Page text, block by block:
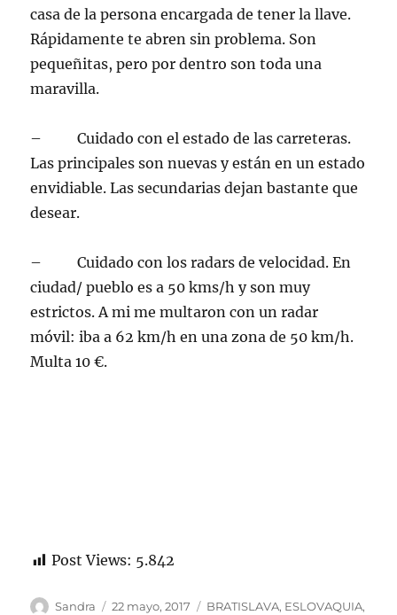
casa de la persona encargada de tener la llave.
Rápidamente te abren sin problema. Son
pequeñitas, pero por dentro son toda una
maravilla.
– Cuidado con el estado de las carreteras.
Las principales son nuevas y están en un estado
envidiable. Las secundarias dejan bastante que
desear.
– Cuidado con los radars de velocidad. En
ciudad/ pueblo es a 50 kms/h y son muy
estrictos. A mi me multaron con un radar
móvil: iba a 62 km/h en una zona de 50 km/h.
Multa 10 €.
Post Views: 5.842
Autor
Sandra
Publicado
22 mayo, 2017 Categorías
BRATISLAVA, ESLOVAQUIA,